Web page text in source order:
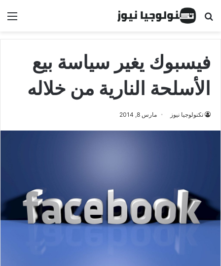
البحث عن
فيسبوك يغير سياسة بيع
الأسلحة النارية من خلاله
تكنولوجيا نيوز مارس 8, 2014